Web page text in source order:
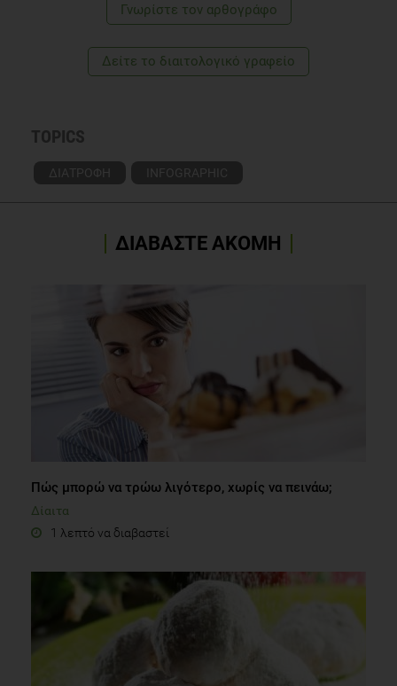
Γνωρίστε τoν αρθογράφο
Δείτε το διαιτολογικό γραφείο
TOPICS
ΔΙΑΤΡΟΦΗ INFOGRAPHIC
ΔΙΑΒΑΣΤΕ ΑΚΟΜΗ
Πώς μπορώ να τρώω λιγότερο, χωρίς να πεινάω;
Δίαιτα
1 λεπτό να διαβαστεί